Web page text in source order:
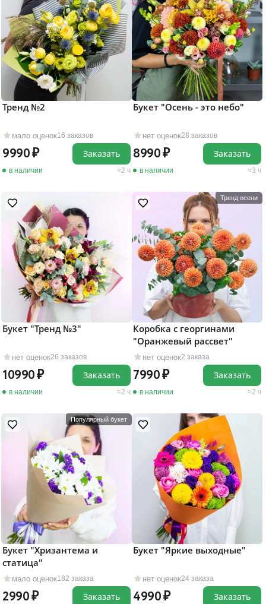
мало оценок16 заказов
Тренд №2
9990
в наличии 2 ч
Заказать
нет оценок28 заказов
Букет "Осень - это небо"
8990
в наличии 3 ч
Заказать
нет оценок26 заказов
Букет "Тренд №3"
10990
в наличии 2 ч
Заказать
Тренд осени
нет оценок2 заказа
Коробка с георгинами
"Оранжевый рассвет"
7990
в наличии 2 ч
Заказать
Популярный букет
мало оценок182 заказа
Букет "Хризантема и
статица"
2990 Заказать
нет оценок24 заказа
Букет "Яркие выходные"
4990 Заказать